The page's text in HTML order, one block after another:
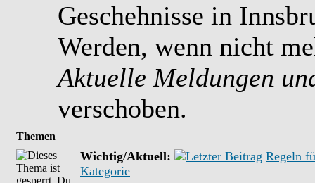
Geschehnisse in
Werden, wenn nicht
Aktuelle Meldungen
verschoben.
Themen
Wichtig/Aktuell:
Regeln
Kategorie